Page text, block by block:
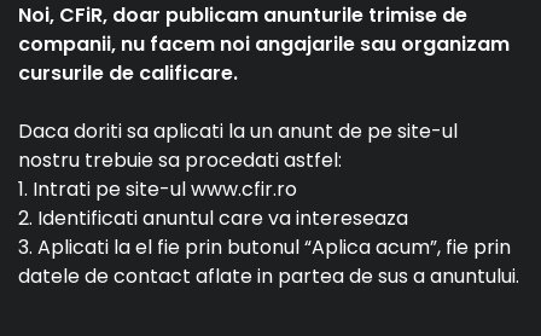
Noi, CFiR, doar publicam anunturile trimise de
companii, nu facem noi angajarile sau organizam
cursurile de calificare.
Daca doriti sa aplicati la un anunt de pe site-ul
nostru trebuie sa procedati astfel:
1. Intrati pe site-ul www.cfir.ro
2. Identificati anuntul care va intereseaza
3. Aplicati la el fie prin butonul “Aplica acum”, fie prin
datele de contact aflate in partea de sus a anuntului.